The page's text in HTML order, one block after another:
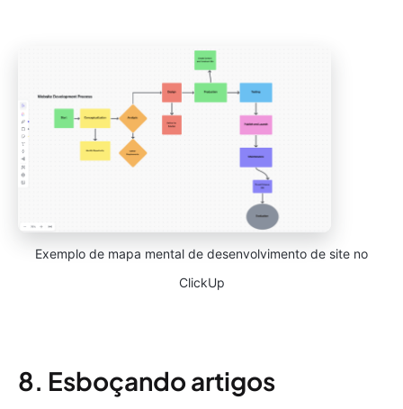
Exemplo de mapa mental de desenvolvimento de site no
ClickUp
8. Esboçando artigos